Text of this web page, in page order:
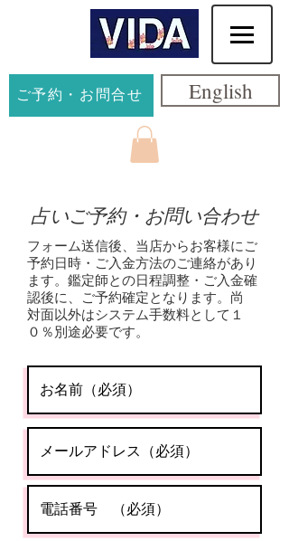
ご予約・お問合せ English
占いご予約・お問い合わせ
フォーム送信後、当店からお客様にご
予約日時・ご入金方法のご連絡があり
ます。鑑定師との日程調整・ご入金確
認後に、ご予約確定となります。尚
対面以外はシステム手数料として１
０％別途必要です。